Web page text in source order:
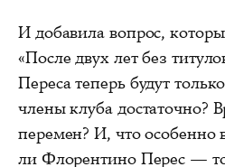
И добавила вопрос,
«После двух лет без
Переса теперь будут
члены клуба достаточно?
перемен? И, что
ли Флорентино Перес —